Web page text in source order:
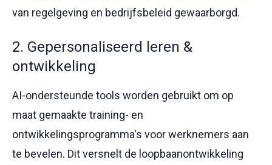
van regelgeving en bedrijfsbeleid gewaarborgd.
2. Gepersonaliseerd leren &
ontwikkeling
AI-ondersteunde tools worden gebruikt om op
maat gemaakte training- en
ontwikkelingsprogramma's voor werknemers aan
te bevelen. Dit versnelt de loopbaanontwikkeling